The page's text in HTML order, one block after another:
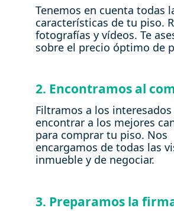
Tenemos en cuenta todas
características de tu piso.
fotografías y vídeos. Te
sobre el precio óptimo de
2. Encontramos al
Filtramos a los interesados
encontrar a los mejores
para comprar tu piso. Nos
encargamos de todas las
inmueble y de negociar.
3. Preparamos la